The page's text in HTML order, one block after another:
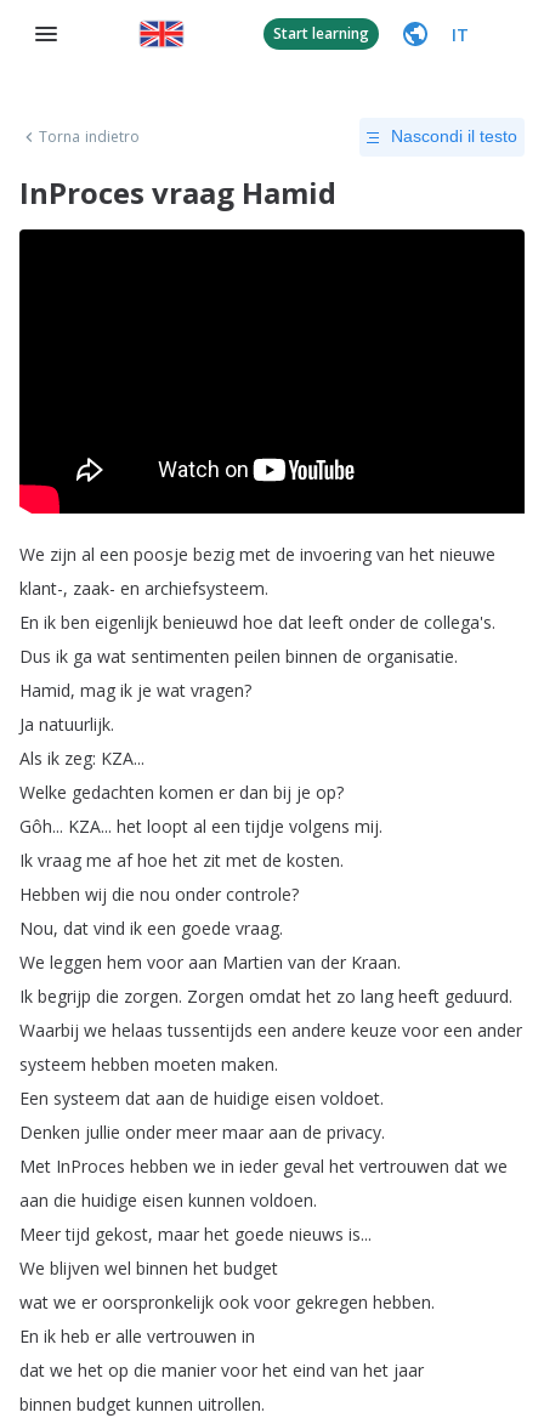
Start learning IT
Torna indietro Nascondi il testo
InProces vraag Hamid
We zijn al een poosje bezig met de invoering van het nieuwe
klant-, zaak- en archiefsysteem.
En ik ben eigenlijk benieuwd hoe dat leeft onder de collega's.
Dus ik ga wat sentimenten peilen binnen de organisatie.
Hamid, mag ik je wat vragen?
Ja natuurlijk.
Als ik zeg: KZA...
Welke gedachten komen er dan bij je op?
Gôh... KZA... het loopt al een tijdje volgens mij.
Ik vraag me af hoe het zit met de kosten.
Hebben wij die nou onder controle?
Nou, dat vind ik een goede vraag.
We leggen hem voor aan Martien van der Kraan.
Ik begrijp die zorgen. Zorgen omdat het zo lang heeft geduurd.
Waarbij we helaas tussentijds een andere keuze voor een ander
systeem hebben moeten maken.
Een systeem dat aan de huidige eisen voldoet.
Denken jullie onder meer maar aan de privacy.
Met InProces hebben we in ieder geval het vertrouwen dat we
aan die huidige eisen kunnen voldoen.
Meer tijd gekost, maar het goede nieuws is...
We blijven wel binnen het budget
wat we er oorspronkelijk ook voor gekregen hebben.
En ik heb er alle vertrouwen in
dat we het op die manier voor het eind van het jaar
binnen budget kunnen uitrollen.